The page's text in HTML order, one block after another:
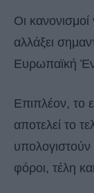
Οι
αλλάξει
Ευρωπαϊκή
Επιπλέον, το
αποτελεί το
υπολογιστούν
φόροι, τέλη